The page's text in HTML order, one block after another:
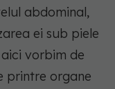
abdominal,
ei sub piele
vorbim de
printre organe